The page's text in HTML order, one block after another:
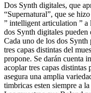
Dos Synth digitales, que
“Supernatural”, que se
” intelligent articulation ” a
dos Synth digitales pueden
Cada uno de los dos Synth
tres capas distintas del
propone. Se darán cuenta
acoplar tres capas distintas
asegura una amplia
timbricas esten siempre a